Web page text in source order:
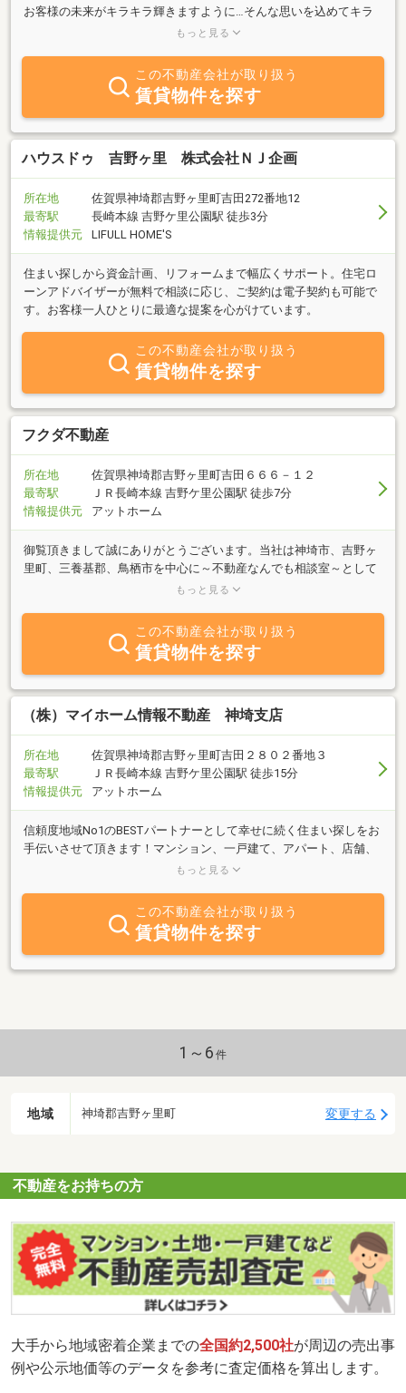
お客様の未来がキラキラ輝きますように…そんな思いを込めてキラ
キラ不動産と名付けました。物件探しでご希望の条件を叶え、整理
いを素敵に心地よくするアドバイスもしています☆’不動産業28年の
キャリア、皆さまが「幸せ」でいられる住まいのお世話をするこの
仕事に、誇りを持って毎日頑張れています。リラックスした状態で
じっくりお話を伺えるように今の場所が店舗となり、予約制で応対
させていただいています。まずはお気軽にお問い合わせください。
もっと見る
この不動産会社が取り扱う
賃貸物件を探す
ハウスドゥ 吉野ヶ里 株式会社ＮＪ企画
所在地
佐賀県神埼郡吉野ヶ里町吉田272番地12
最寄駅
長崎本線 吉野ケ里公園駅 徒歩3分
情報提供元
LIFULL HOME'S
住まい探しから資金計画、リフォームまで幅広くサポート。住宅ロ
ーンアドバイザーが無料で相談に応じ、ご契約は電子契約も可能で
す。お客様一人ひとりに最適な提案を心がけています。
この不動産会社が取り扱う
賃貸物件を探す
フクダ不動産
所在地
佐賀県神埼郡吉野ヶ里町吉田６６６－１２
最寄駅
ＪＲ長崎本線 吉野ケ里公園駅 徒歩7分
情報提供元
アットホーム
御覧頂きまして誠にありがとうございます。当社は神埼市、吉野ヶ
里町、三養基郡、鳥栖市を中心に～不動産なんでも相談室～として
活動しております。アパート探しから土地売買、中古住宅、ｅｔ
す！どうぞお気軽に御来店下さい！
もっと見る
この不動産会社が取り扱う
賃貸物件を探す
（株）マイホーム情報不動産 神埼支店
所在地
佐賀県神埼郡吉野ヶ里町吉田２８０２番地３
最寄駅
ＪＲ長崎本線 吉野ケ里公園駅 徒歩15分
情報提供元
アットホーム
信頼度地域No1のBESTパートナーとして幸せに続く住まい探しをお
手伝いさせて頂きます！マンション、一戸建て、アパート、店舗、
事務所からデザイナーズ物件やリノベーション物件など数多くの物
レント付きなど初期費用を抑えた物件探しもお任せください！親
切・丁寧・笑顔で詳しい専門スタッフが、お客様の理想の住まいが
見つかりますよう県内9店舗直営でサポートさせて頂きます！お電
話やメールでもお気軽にお問合せください。スタッフ一同、皆様の
お越しを心よりお待ちしております！
もっと見る
この不動産会社が取り扱う
賃貸物件を探す
1～6 件
地域 神埼郡吉野ヶ里町 変更する
不動産をお持ちの方
大手から地域密着企業までの全国約2,500社が周辺の売出事
例や公示地価等のデータを参考に査定価格を算出します。